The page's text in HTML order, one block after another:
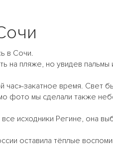
в Сочи.
на пляже, но увидев
час»-закатное время. Свет
фото мы сделали также
исходники Регине, она
оставила тёплые